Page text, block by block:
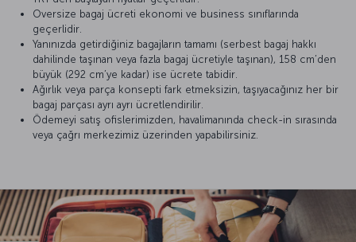
Oversize bagaj ücreti ekonomi ve business sınıflarında
geçerlidir.
Yanınızda getirdiğiniz bagajların tamamı (serbest bagaj hakkı
dahilinde taşınan veya fazla bagaj ücretiyle taşınan), 158 cm’den
büyük (292 cm’ye kadar) ise ücrete tabidir.
Ağırlık veya parça konsepti fark etmeksizin, taşıyacağınız her bir
bagaj parçası ayrı ayrı ücretlendirilir.
Ödemeyi satış ofislerimizden, havalimanında check-in sırasında
veya çağrı merkezimiz üzerinden yapabilirsiniz.